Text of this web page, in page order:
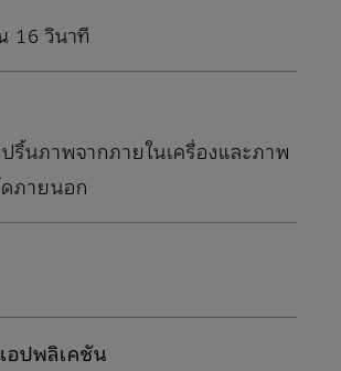
16 วินาที
ริ้นภาพจากภายในเครื่องและภาพ
ภายนอก
อปพลิเคชัน